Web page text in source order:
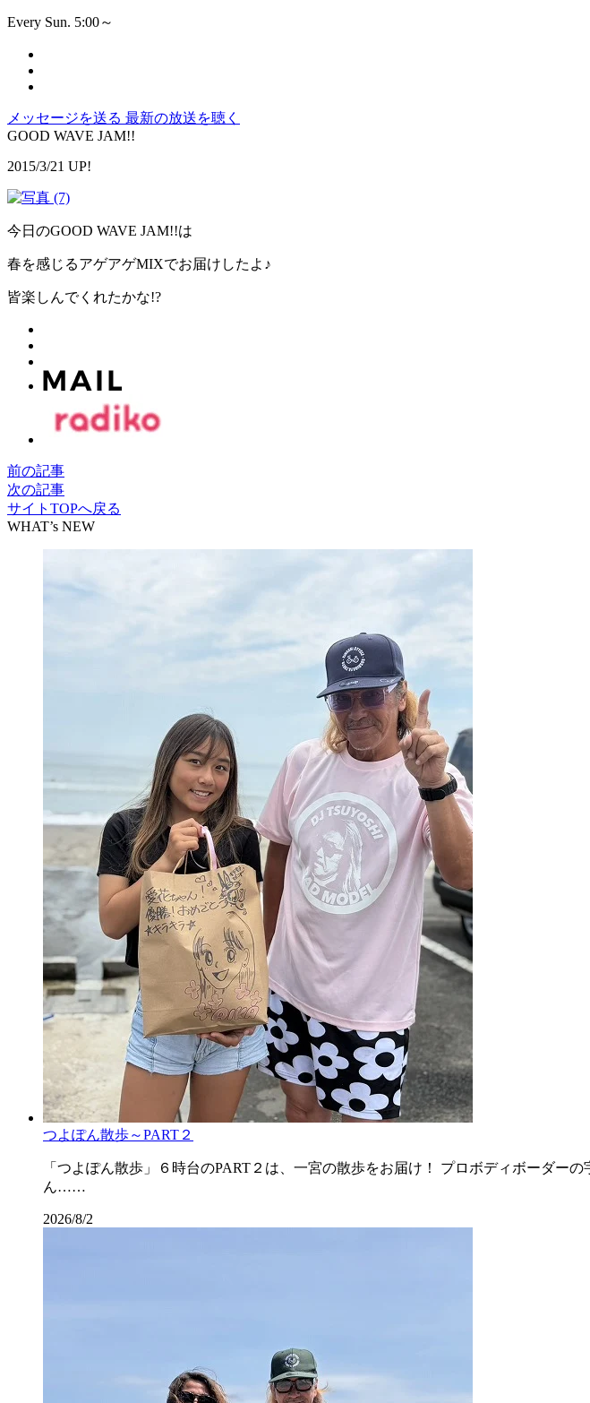
Every Sun. 5:00～
メッセージを送る 最新の放送を聴く
GOOD WAVE JAM!!
2015/3/21 UP!
今日のGOOD WAVE JAM!!は
春を感じるアゲアゲMIXでお届けしたよ♪
皆楽しんでくれたかな!?
前の記事
次の記事
サイトTOPへ戻る
WHAT’s NEW
つよぽん散歩～PART２
「つよぽん散歩」６時台のPART２は、一宮の散歩をお届け！ プロボディボーダー
ん……
2026/8/2